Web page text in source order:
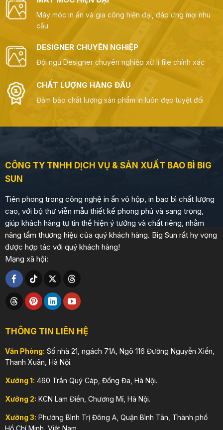
Máy móc in ấn và gia công hiện đại, đáp ứng mọi nhu
cầu
DESIGNER CHUYÊN NGHIỆP
Đội ngũ Designer chuyên nghiệp xử lí file chính xác
CHẤT LƯỢNG HÀNG ĐẦU
Đảm bảo chất lượng sản phẩm in luôn đẹp tuyệt đối
CÔNG TY TNHH DỊCH VỤ & SẢN XUẤT BAO BÌ BIG
SUN
Tiên phong trong công nghệ in ấn vỏ hộp, in bao bì chất lượng
cao, với bộ thư viễn mẫu thiết kế phong phú và sang trọng,
giúp khách hàng tự tin thể hiện ý tưởng và chất riêng, nhằm
nâng tầm thương hiệu của quý khách hàng. Big Sun rất hy vọng
được hợp tác với quý khách hàng!
Mạng xã hội:
THÔNG TIN LIÊN HỆ
Văn Phòng: Số nhà 21, ngách 71A, Ngõ 116 Đường Nguyễn Xiển,
Thanh Xuân, Hà Nội.
Xưởng 1: 460 Trần Quý Cáp, Đống Đa, Hà Nội.
Xưởng 2: KCN Lam Điền, Chương Mĩ, Hà Nội.
Xưởng 3: Phường Bình Trị Đông A, Quận Bình Tân, Thành phố